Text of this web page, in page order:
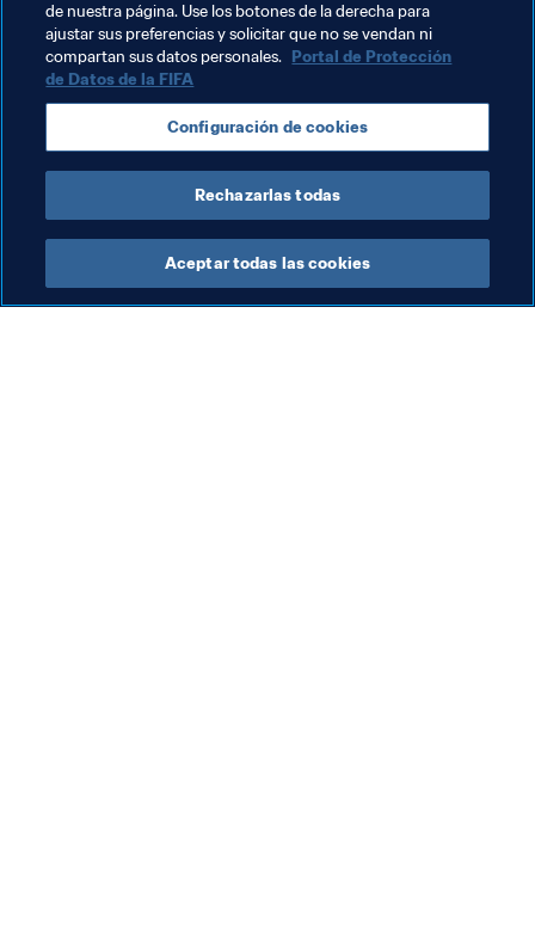
Temas relacionados
Copa Mundial de la FIFA Catar 2022™ Qatar
AFC
de nuestra página. Use los botones de la derecha para
ajustar sus preferencias y solicitar que no se vendan ni
compartan sus datos personales. Portal de Protección
de Datos de la FIFA
Configuración de cookies
Rechazarlas todas
Aceptar todas las cookies